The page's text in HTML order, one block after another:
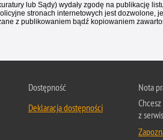
lub Sądy) wydały zgodę na publikację
stronach internetowych jest dozwolone,
z publikowaniem bądź kopiowaniem
Dostępność
Deklaracja dostępności
Nota
z